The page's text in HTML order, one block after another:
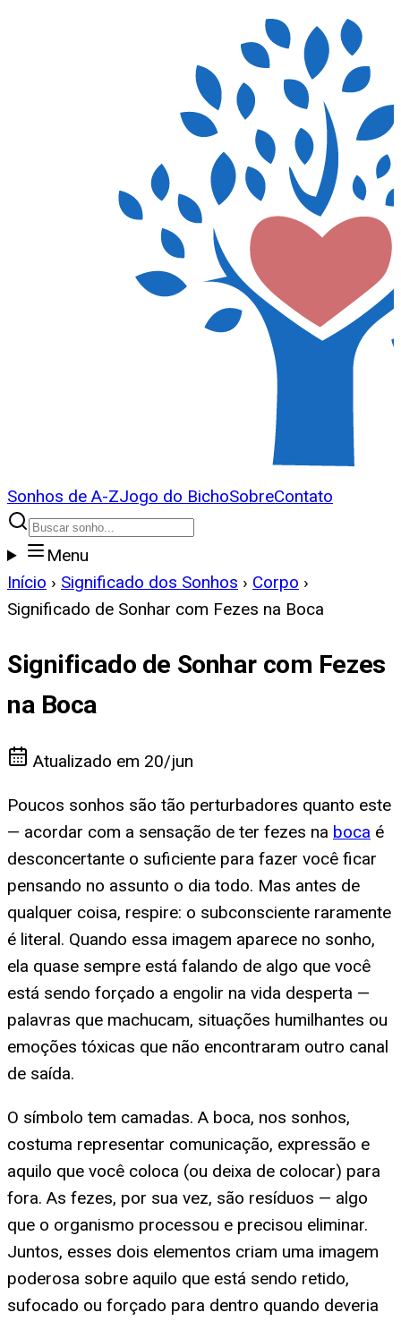
Sonhos de A-ZJogo do BichoSobreContato
Menu
Início › Significado dos Sonhos › Corpo ›
Significado de Sonhar com Fezes na Boca
Significado de Sonhar com Fezes
na Boca
Atualizado em 20/jun
Poucos sonhos são tão perturbadores quanto este
— acordar com a sensação de ter fezes na boca é
desconcertante o suficiente para fazer você ficar
pensando no assunto o dia todo. Mas antes de
qualquer coisa, respire: o subconsciente raramente
é literal. Quando essa imagem aparece no sonho,
ela quase sempre está falando de algo que você
está sendo forçado a engolir na vida desperta —
palavras que machucam, situações humilhantes ou
emoções tóxicas que não encontraram outro canal
de saída.
O símbolo tem camadas. A boca, nos sonhos,
costuma representar comunicação, expressão e
aquilo que você coloca (ou deixa de colocar) para
fora. As fezes, por sua vez, são resíduos — algo
que o organismo processou e precisou eliminar.
Juntos, esses dois elementos criam uma imagem
poderosa sobre aquilo que está sendo retido,
sufocado ou forçado para dentro quando deveria